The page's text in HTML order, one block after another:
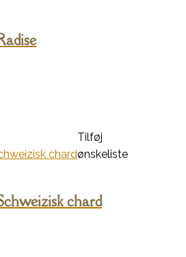
Tilføj
ønskeliste
chard